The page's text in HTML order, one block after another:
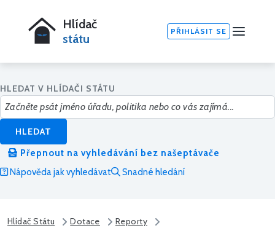
Hlídač
státu
PŘIHLÁSIT SE
HLEDAT V HLÍDAČI STÁTU
HLEDAT
Přepnout na vyhledávání bez našeptávače
Nápověda jak vyhledávat
Snadné hledání
Hlídač Státu Dotace Reporty